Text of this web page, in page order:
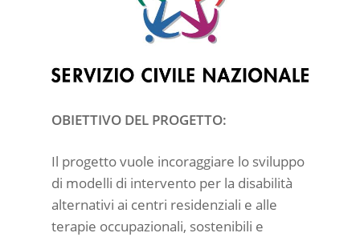
OBIETTIVO DEL PROGETTO:
Il progetto vuole incoraggiare lo sviluppo
di modelli di intervento per la disabilità
alternativi ai centri residenziali e alle
terapie occupazionali, sostenibili e